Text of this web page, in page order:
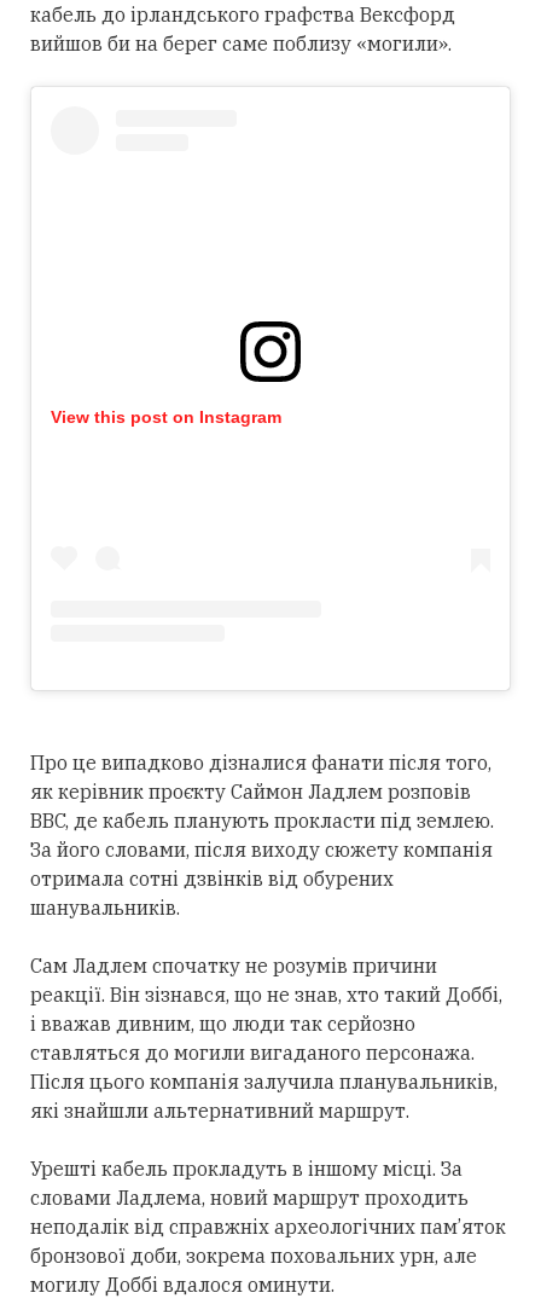
кабель до ірландського графства Вексфорд
вийшов би на берег саме поблизу «могили».
View this post on Instagram
Про це випадково дізналися фанати після того,
як керівник проєкту Саймон Ладлем розповів
BBC, де кабель планують прокласти під землею.
За його словами, після виходу сюжету компанія
отримала сотні дзвінків від обурених
шанувальників.
Сам Ладлем спочатку не розумів причини
реакції. Він зізнався, що не знав, хто такий Доббі,
і вважав дивним, що люди так серйозно
ставляться до могили вигаданого персонажа.
Після цього компанія залучила планувальників,
які знайшли альтернативний маршрут.
Урешті кабель прокладуть в іншому місці. За
словами Ладлема, новий маршрут проходить
неподалік від справжніх археологічних пам’яток
бронзової доби, зокрема поховальних урн, але
могилу Доббі вдалося оминути.